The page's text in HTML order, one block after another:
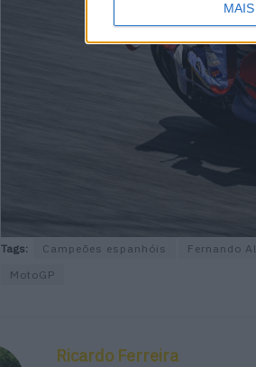
Tags: Campeões espanhóis Fernando
MotoGP
Ricardo Ferreira